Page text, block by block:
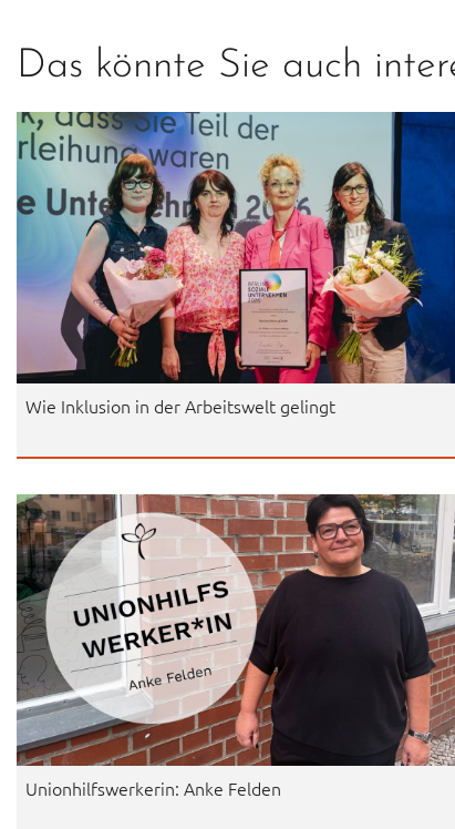
Das könnte Sie auch
Wie Inklusion in der Arbeitswelt gelingt
Unionhilfswerkerin: Anke Felden